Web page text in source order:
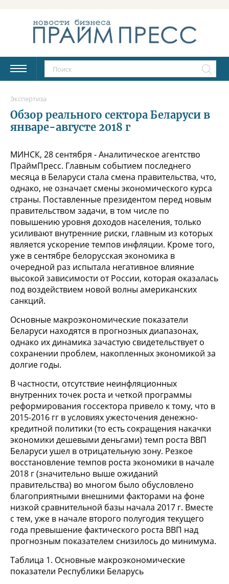
Экспертиза
Обзор реального сектора Беларуси в
январе-августе 2018 г
МИНСК, 28 сентября - Аналитическое агентство
ПраймПресс. Главным событием последнего
месяца в Беларуси стала смена правительства, что,
однако, не означает смены экономического курса
страны. Поставленные президентом перед новым
правительством задачи, в том числе по
повышению уровня доходов населения, только
усиливают внутренние риски, главным из которых
является ускорение темпов инфляции. Кроме того,
уже в сентябре белорусская экономика в
очередной раз испытала негативное влияние
высокой зависимости от России, которая оказалась
под воздействием новой волны американских
санкций.
Основные макроэкономические показатели
Беларуси находятся в прогнозных диапазонах,
однако их динамика зачастую свидетельствует о
сохранении проблем, накопленных экономикой за
долгие годы.
В частности, отсутствие неинфляционных
внутренних точек роста и четкой программы
реформирования госсектора привело к тому, что в
2015-2016 гг в условиях ужесточения денежно-
кредитной политики (то есть сокращения накачки
экономики дешевыми деньгами) темп роста ВВП
Беларуси ушел в отрицательную зону. Резкое
восстановление темпов роста экономики в начале
2018 г (значительно выше ожиданий
правительства) во многом было обусловлено
благоприятными внешними факторами на фоне
низкой сравнительной базы начала 2017 г. Вместе
с тем, уже в начале второго полугодия текущего
года превышение фактического роста ВВП над
прогнозным показателем снизилось до минимума.
Таблица 1. Основные макроэкономические
показатели Республики Беларусь